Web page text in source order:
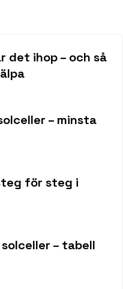
det ihop – och så
– minsta
för steg i
– tabell